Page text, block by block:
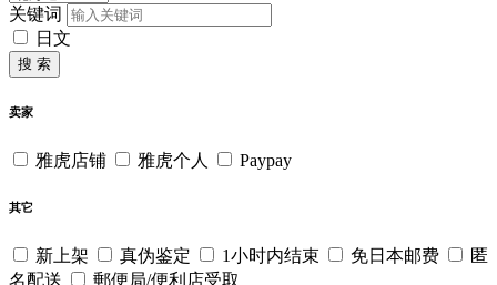
关键词
日文
搜 索
卖家
雅虎店铺 雅虎个人 Paypay
其它
新上架 真伪鉴定 1小时内结束 免日本邮费
匿
名配送
郵便局/便利店受取